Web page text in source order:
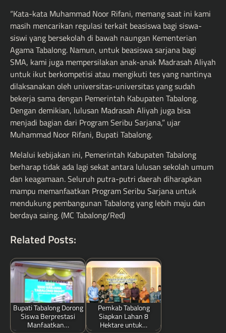
“Kata-kata Muhammad Noor Rifani, memang saat ini kami
masih mencarikan regulasi terkait beasiswa bagi siswa-
siswi yang bersekolah di bawah naungan Kementerian
Agama Tabalong. Namun, untuk beasiswa sarjana bagi
SMA, kami juga mempersilakan anak-anak Madrasah Aliyah
untuk ikut berkompetisi atau mengikuti tes yang nantinya
dilaksanakan oleh universitas-universitas yang sudah
bekerja sama dengan Pemerintah Kabupaten Tabalong.
Dengan demikian, lulusan Madrasah Aliyah juga bisa
menjadi bagian dari Program Seribu Sarjana,” ujar
Muhammad Noor Rifani, Bupati Tabalong.
Melalui kebijakan ini, Pemerintah Kabupaten Tabalong
berharap tidak ada lagi sekat antara lulusan sekolah umum
dan keagamaan. Seluruh putra-putri daerah diharapkan
mampu memanfaatkan Program Seribu Sarjana untuk
mendukung pembangunan Tabalong yang lebih maju dan
berdaya saing. (MC Tabalong/Red)
Related Posts:
Bupati Tabalong Dorong
Siswa Berprestasi
Manfaatkan…
Pemkab Tabalong
Siapkan Lahan 8
Hektare untuk…